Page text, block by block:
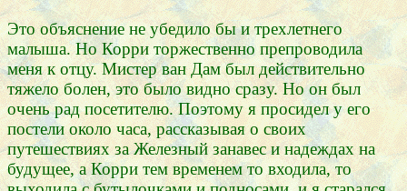
Это объяснение не убедило бы и трехлетнего
малыша. Но Корри торжественно препроводила
меня к отцу. Мистер ван Дам был действительно
тяжело болен, это было видно сразу. Но он был
очень рад посетителю. Поэтому я просидел у его
постели около часа, рассказывая о своих
путешествиях за Железный занавес и надеждах на
будущее, а Корри тем временем то входила, то